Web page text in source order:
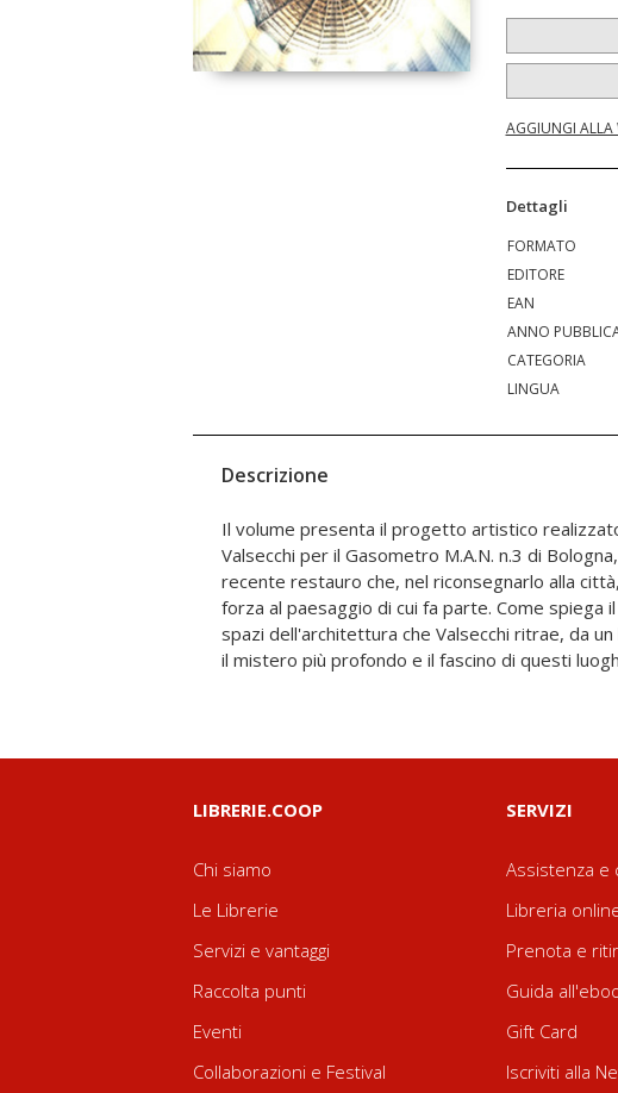
AGGIUNGI ALLA
Dettagli
FORMATO
EDITORE
EAN
ANNO
CATEGORIA
LINGUA
Descrizione
Il volume presenta il progetto artistico
Valsecchi per il Gasometro M.A.N. n.3 di
recente restauro che, nel riconsegnarlo alla
forza al paesaggio di cui fa parte. Come spiega
spazi dell'architettura che Valsecchi ritrae, da
il mistero più profondo e il fascino di questi
avverte, sottile seppur evidente nella scala che
ritenuto opportuno utilizzare, la sacralità della
la forza, alle volte coercitiva, che questi luoghi
volume accoglie un'intervista al fotografo
Massimo Barbero, e apparati biografici.
LIBRERIE.COOP
Chi siamo
Le Librerie
Servizi e vantaggi
Raccolta punti
Eventi
Collaborazioni e Festival
SERVIZI
Assistenza e
Libreria
Prenota e
Guida
Gift Card
Iscriviti alla